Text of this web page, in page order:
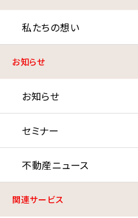
私たちの想い
お知らせ
お知らせ
セミナー
不動産ニュース
関連サービス